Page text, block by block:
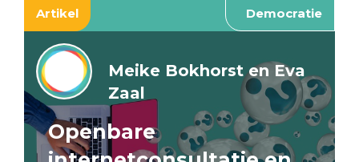
Artikel Democratie
Meike Bokhorst en Eva
Zaal
Openbare